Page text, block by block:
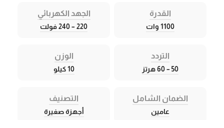
القدرة
1100 وات
الجهد الكهربائي
220 – 240 فولت
التردد
50 – 60 هرتز
الوزن
10 كيلو
الضمان الشامل
عامين
التصنيف
أجهزة صغيرة